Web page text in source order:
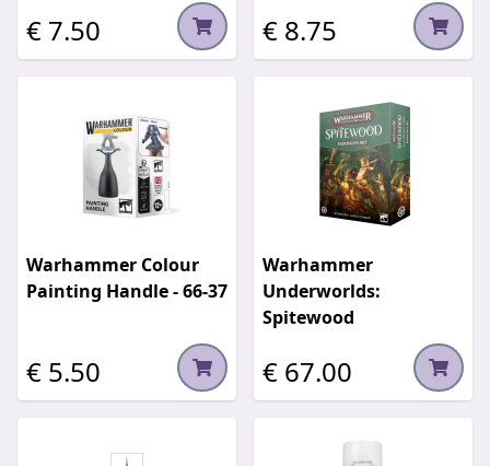
€ 7.50 € 8.75
Warhammer Colour
Painting Handle - 66-37
€ 5.50
Warhammer
Underworlds:
Spitewood
€ 67.00